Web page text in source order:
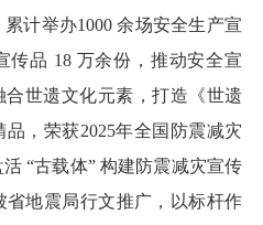
计举办1000 余场安全生产宣
传品 18 万余份，推动安全宣
合世遗文化元素，打造《世遗
，荣获2025年全国防震减灾
“古载体” 构建防震减灾宣传
省地震局行文推广，以标杆作